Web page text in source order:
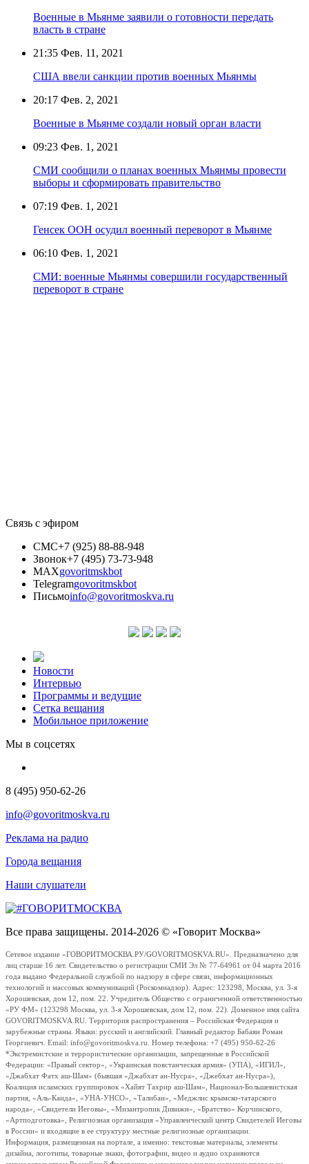
Военные в Мьянме заявили о готовности передать
власть в стране
21:35 Фев. 11, 2021
США ввели санкции против военных Мьянмы
20:17 Фев. 2, 2021
Военные в Мьянме создали новый орган власти
09:23 Фев. 1, 2021
СМИ сообщили о планах военных Мьянмы провести
выборы и сформировать правительство
07:19 Фев. 1, 2021
Генсек ООН осудил военный переворот в Мьянме
06:10 Фев. 1, 2021
СМИ: военные Мьянмы совершили государственный
переворот в стране
Связь с эфиром
СМС+7 (925) 88-88-948
Звонок+7 (495) 73-73-948
MAXgovoritmskbot
Telegramgovoritmskbot
Письмоinfo@govoritmoskva.ru
Новости
Интервью
Программы и ведущие
Сетка вещания
Мобильное приложение
Мы в соцсетях
8 (495) 950-62-26
info@govoritmoskva.ru
Реклама на радио
Города вещания
Наши слушатели
Все права защищены. 2014-2026 © «Говорит Москва»
Сетевое издание «ГОВОРИТМОСКВА.РУ/GOVORITMOSKVA.RU». Предназначено для
лиц старше 16 лет. Свидетельство о регистрации СМИ Эл № 77-64961 от 04 марта 2016
года выдано Федеральной службой по надзору в сфере связи, информационных
технологий и массовых коммуникаций (Роскомнадзор). Адрес: 123298, Москва, ул. 3-я
Хорошевская, дом 12, пом. 22. Учредитель Общество с ограниченной ответственностью
«РУ ФМ» (123298 Москва, ул. 3-я Хорошевская, дом 12, пом. 22). Доменное имя сайта
GOVORITMOSKVA.RU. Территория распространения – Российская Федерация и
зарубежные страны. Языки: русский и английский. Главный редактор Бабаян Роман
Георгиевич. Email: info@govoritmoskva.ru. Номер телефона: +7 (495) 950-62-26
*Экстремистские и террористические организации, запрещенные в Российской
Федерации: «Правый сектор», «Украинская повстанческая армия» (УПА), «ИГИЛ»,
«Джабхат Фатх аш-Шам» (бывшая «Джабхат ан-Нусра», «Джебхат ан-Нусра»),
Коалиция исламских группировок «Хайят Тахрир аш-Шам», Национал-Большевистская
партия, «Аль-Каида», «УНА-УНСО», «Талибан», «Меджлис крымско-татарского
народа», «Свидетели Иеговы», «Мизантропик Дивижн», «Братство» Корчинского,
«Артподготовка», Религиозная организация «Управленческий центр Свидетелей Иеговы
в России» и входящие в ее структуру местные религиозные организации.
Информация, размещенная на портале, а именно: текстовые материалы, элементы
дизайна, логотипы, товарные знаки, фотографии, видео и аудио охраняются